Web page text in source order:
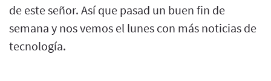
de este señor. Así que pasad un buen fin de
semana y nos vemos el lunes con más noticias de
tecnología.